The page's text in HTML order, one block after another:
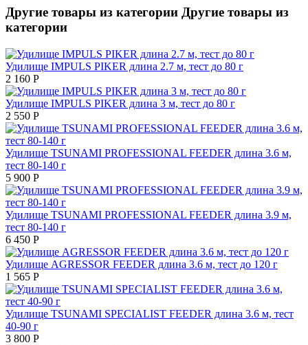
Другие товары из категории Другие товары из
категории
Удилище IMPULS PIKER длина 2.7 м, тест до 80 г
2 160 Р
Удилище IMPULS PIKER длина 3 м, тест до 80 г
2 550 Р
Удилище TSUNAMI PROFESSIONAL FEEDER длина 3.6 м,
тест 80-140 г
5 900 Р
Удилище TSUNAMI PROFESSIONAL FEEDER длина 3.9 м,
тест 80-140 г
6 450 Р
Удилище AGRESSOR FEEDER длина 3.6 м, тест до 120 г
1 565 Р
Удилище TSUNAMI SPECIALIST FEEDER длина 3.6 м, тест
40-90 г
3 800 Р